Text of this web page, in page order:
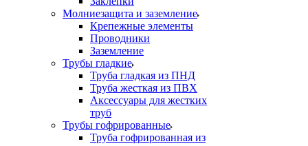
Молниезащита и заземление
Крепежные элементы
Проводники
Заземление
Трубы гладкие
Труба гладкая из ПНД
Труба жесткая из ПВХ
Аксессуары для жестких
труб
Трубы гофрированные
Труба гофрированная из